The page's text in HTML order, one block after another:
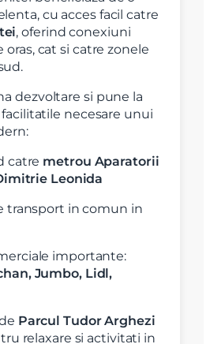
cu acces facil catre
, oferind conexiuni
oras, cat si catre zonele
dezvoltare si pune la
necesare unui
catre metrou Aparatorii
Leonida
transport in comun in
importante:
Jumbo, Lidl,
Parcul Tudor Arghezi
relaxare si activitati in